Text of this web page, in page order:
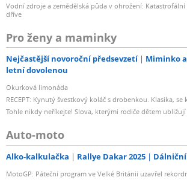
Vodní zdroje a zemědělská půda v ohrožení: Katastrofální
dříve
Pro ženy a maminky
Nejčastější novoroční předsevzetí Miminko
letní dovolenou
Okurková limonáda
RECEPT: Kynutý švestkový koláč s drobenkou. Klasika,
Tohle nikdy neříkejte! Slova, kterými rodiče dětem ubližují
Auto-moto
Alko-kalkulačka Rallye Dakar 2025 Dálniční
MotoGP: Páteční program ve Velké Británii uzavřel